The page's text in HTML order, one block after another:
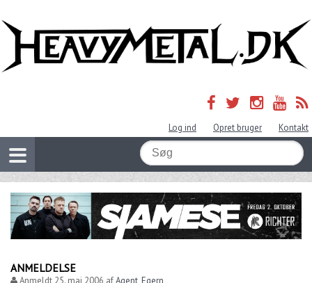
Log ind Opret bruger Kontakt
ANMELDELSE
Anmeldt 25. maj 2006 afAgent_Egern